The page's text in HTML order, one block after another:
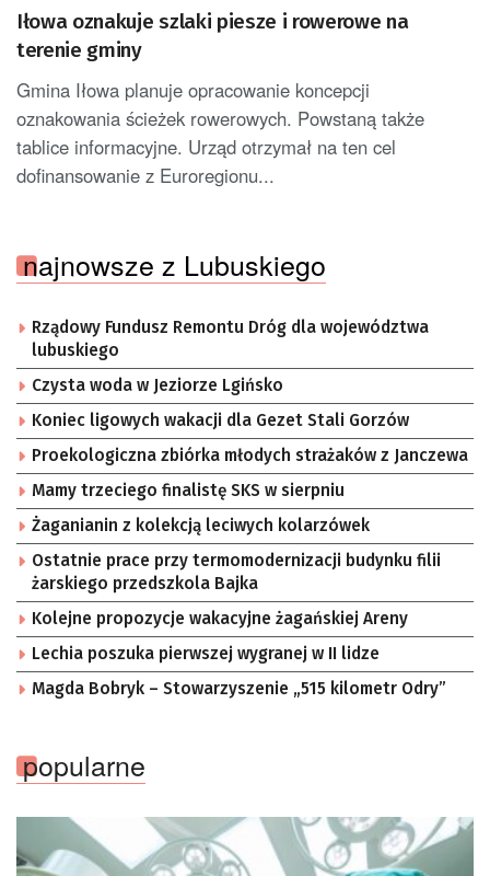
Iłowa oznakuje szlaki piesze i rowerowe na
terenie gminy
Gmina Iłowa planuje opracowanie koncepcji
oznakowania ścieżek rowerowych. Powstaną także
tablice informacyjne. Urząd otrzymał na ten cel
dofinansowanie z Euroregionu...
najnowsze z Lubuskiego
Rządowy Fundusz Remontu Dróg dla województwa
lubuskiego
Czysta woda w Jeziorze Lgińsko
Koniec ligowych wakacji dla Gezet Stali Gorzów
Proekologiczna zbiórka młodych strażaków z Janczewa
Mamy trzeciego finalistę SKS w sierpniu
Żaganianin z kolekcją leciwych kolarzówek
Ostatnie prace przy termomodernizacji budynku filii
żarskiego przedszkola Bajka
Kolejne propozycje wakacyjne żagańskiej Areny
Lechia poszuka pierwszej wygranej w II lidze
Magda Bobryk – Stowarzyszenie „515 kilometr Odry”
popularne